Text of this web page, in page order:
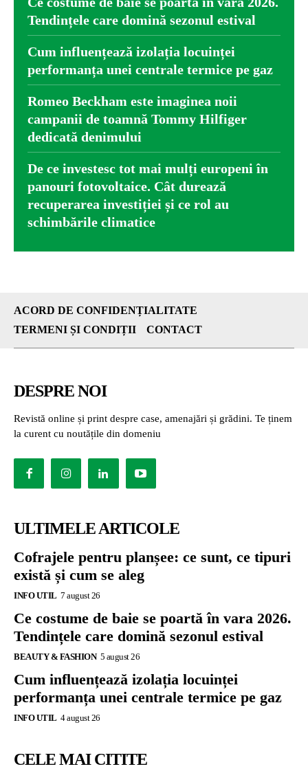
Tendințele care domină sezonul estival
Cum influențează izolația locuinței
performanța unei centrale termice pe gaz
Romeo Beckham este imaginea noii
campanii de toamnă Tommy Hilfiger
dedicată denimului
De ce investesc tot mai mulți europeni în
panouri fotovoltaice. Cât durează
recuperarea investiției și ce rol au
schimbările climatice
ACORD DE CONFIDENȚIALITATE
TERMENI ȘI CONDIȚII
CONTACT
DESPRE NOI
Revistă online și print despre case, amenajări și grădini. Te ținem
la curent cu noutățile din domeniu
ULTIMELE ARTICOLE
Cofrajele pentru planșee: ce sunt, ce tipuri
există și cum se aleg
INFO UTIL 7 august 26
Ce costume de baie se poartă în vara 2026.
Tendințele care domină sezonul estival
BEAUTY & FASHION 5 august 26
Cum influențează izolația locuinței
performanța unei centrale termice pe gaz
INFO UTIL 4 august 26
CELE MAI CITITE